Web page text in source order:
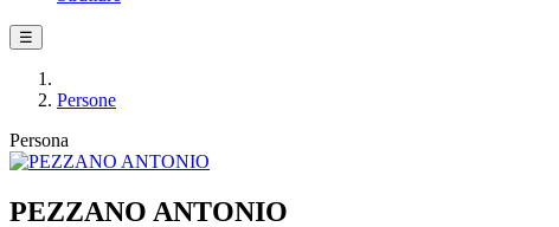
☰
Persone
Persona
PEZZANO ANTONIO